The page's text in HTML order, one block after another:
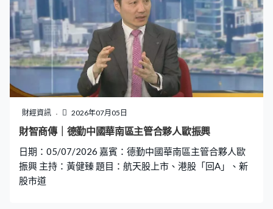
來港募集資金。他們亦會覺得與中國內地做生意，甚至與
其他地方做生意，可能因為貨幣等並非十分流通，為何不
在港做採購或業務平台？」 隨著中亞地區及一帶一路國家
與內地的生意往來愈見頻繁，劉凱旋指開始有一帶一路沿
線國家的銀行計劃在香港開業，署方會為它們提供協助，
「怎樣申請牌照？怎樣了解流程？怎樣租地方？怎樣與監
管機構合作和討論？我們最近也有不少這些項目，稍後陸
續你見到他們取得牌照，可能做代表處，可能進一步成為
正式分行，也會不斷有一些公布。」 投資推廣署近年為本
港引入不少海外及內地零售品牌，劉凱旋認為本港的國際
化環境有助品牌測試市場反應，鋪路日後的發展路向，
「企業來到香港，除了看香港市場有這麼多旅客，下一步
財經資訊 2026年07月05日
財智商傳｜德勤中國華南區主管合夥人歐振興
日期：05/07/2026 嘉賓：德勤中國華南區主管合夥人歐
振興 主持：黃健臻 題目：航天股上市、港股「回A」、新
股市道